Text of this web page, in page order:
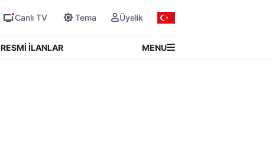
Canlı TV Tema Üyelik
RESMİ İLANLAR MENU